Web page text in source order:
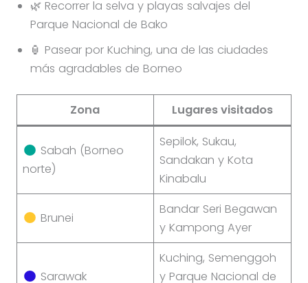
🌿 Recorrer la selva y playas salvajes del
Parque Nacional de Bako
🏮 Pasear por Kuching, una de las ciudades
más agradables de Borneo
Zona Lugares visitados
Sabah (Borneo
norte)
Sepilok, Sukau,
Sandakan y Kota
Kinabalu
Brunei
Bandar Seri Begawan
y Kampong Ayer
Sarawak
Kuching, Semenggoh
y Parque Nacional de